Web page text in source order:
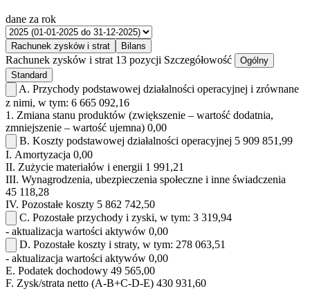
dane za rok
Rachunek zysków i strat Bilans
Rachunek zysków i strat 13 pozycji Szczegółowość
Ogólny
Standard
A. Przychody podstawowej działalności operacyjnej i zrównane
z nimi, w tym: 6 665 092,16
1. Zmiana stanu produktów (zwiększenie – wartość dodatnia,
zmniejszenie – wartość ujemna) 0,00
B. Koszty podstawowej działalności operacyjnej 5 909 851,99
I. Amortyzacja 0,00
II. Zużycie materiałów i energii 1 991,21
III. Wynagrodzenia, ubezpieczenia społeczne i inne świadczenia
45 118,28
IV. Pozostałe koszty 5 862 742,50
C. Pozostałe przychody i zyski, w tym: 3 319,94
- aktualizacja wartości aktywów 0,00
D. Pozostałe koszty i straty, w tym: 278 063,51
- aktualizacja wartości aktywów 0,00
E. Podatek dochodowy 49 565,00
F. Zysk/strata netto (A-B+C-D-E) 430 931,60